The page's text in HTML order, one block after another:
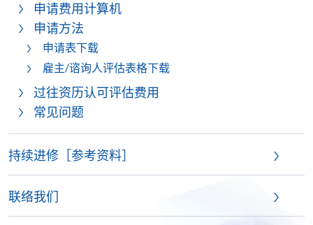
申请费用计算机
申请方法
申请表下载
雇主/谘询人评估表格下载
过往资历认可评估费用
常见问题
持续进修［参考资料］
联络我们